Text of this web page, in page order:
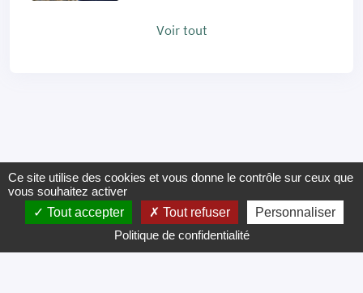
Voir tout
Ce site utilise des cookies et vous donne le contrôle sur ceux que
vous souhaitez activer
Tout accepter
Tout refuser
Personnaliser
Politique de confidentialité